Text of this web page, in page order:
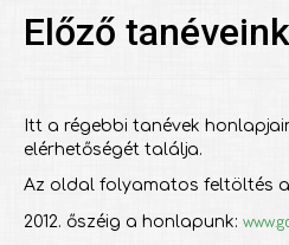
Előző tanéveink
Itt a régebbi tanévek
elérhetőségét találja.
Az oldal folyamatos feltöltés
2012. őszéig a honlapunk: